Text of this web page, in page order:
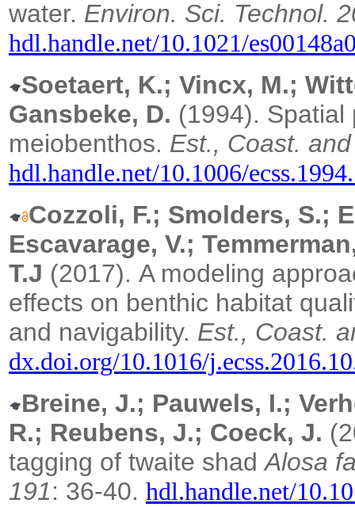
water. Environ. Sci. Technol.
hdl.handle.net/10.1021/
Soetaert, K.; Vincx, M.;
Gansbeke, D. (1994). Spatial
meiobenthos. Est., Coast.
hdl.handle.net/10.1006/
Cozzoli, F.; Smolders, S.;
Escavarage, V.;
T.J (2017). A modeling
effects on benthic habitat
and navigability. Est., Coast.
dx.doi.org/10.1016/
Breine, J.; Pauwels, I.;
R.; Reubens, J.; Coeck, J.
tagging of twaite shadAlosa
191: 36-40. hdl.handle.net/